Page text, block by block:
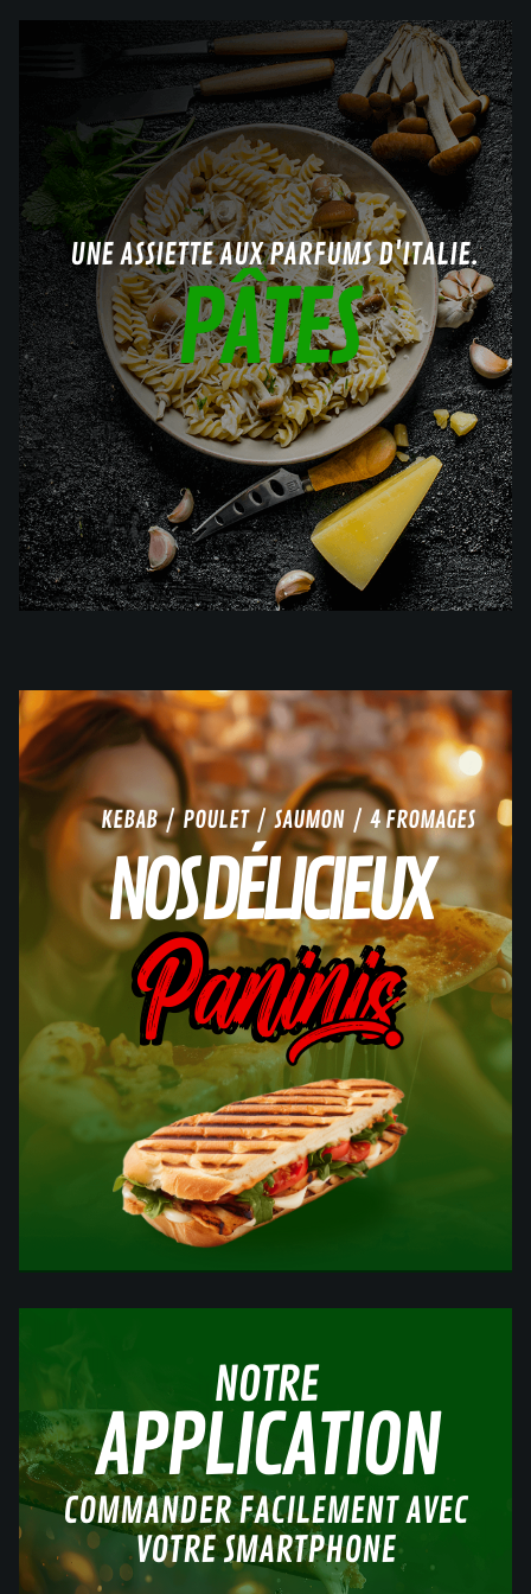
UNE ASSIETTE AUX PARFUMS D'ITALIE.
PÂTES
KEBAB / POULET / SAUMON / 4 FROMAGES
NOS DÉLICIEUX
Paninis
NOTRE
APPLICATION
COMMANDER FACILEMENT AVEC
VOTRE SMARTPHONE